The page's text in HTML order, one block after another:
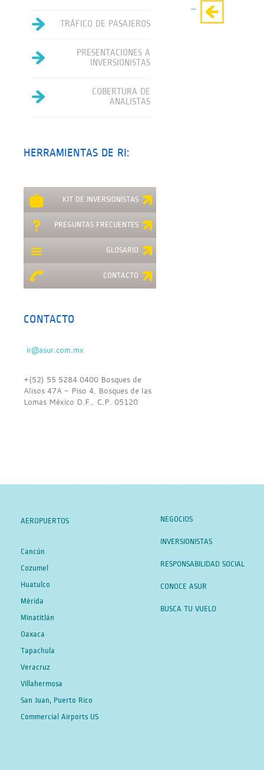
TRÁFICO DE PASAJEROS
PRESENTACIONES A
INVERSIONISTAS
COBERTURA DE
ANALISTAS
HERRAMIENTAS DE RI:
KIT DE INVERSIONISTAS
PREGUNTAS FRECUENTES
GLOSARIO
CONTACTO
CONTACTO
+(52) 55 5284 0400 Bosques de
Alisos 47A - Piso 4, Bosques de las
Lomas México D.F., C.P. 05120
AEROPUERTOS
Cancún
Cozumel
Huatulco
Mérida
Minatitlán
Oaxaca
Tapachula
Veracruz
Villahermosa
San Juan, Puerto Rico
Commercial Airports US
NEGOCIOS
INVERSIONISTAS
RESPONSABILIDAD SOCIAL
CONOCE ASUR
BUSCA TU VUELO